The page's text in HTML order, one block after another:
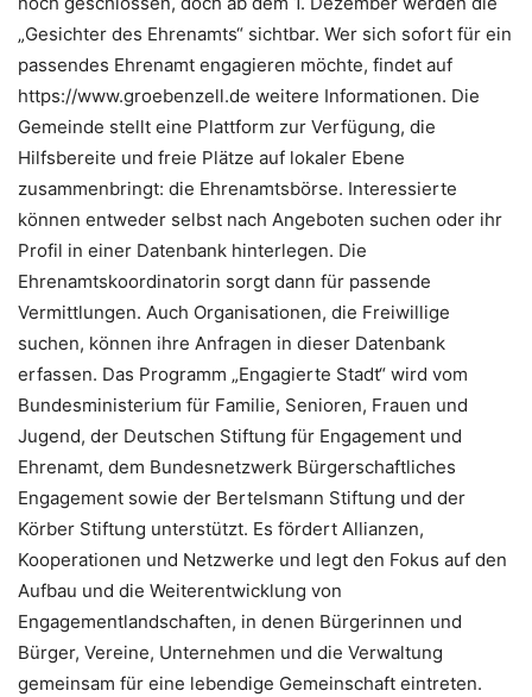
„Gesichter des Ehrenamts“ sichtbar. Wer sich sofort für ein
passendes Ehrenamt engagieren möchte, findet auf
https://www.groebenzell.de weitere Informationen. Die
Gemeinde stellt eine Plattform zur Verfügung, die
Hilfsbereite und freie Plätze auf lokaler Ebene
zusammenbringt: die Ehrenamtsbörse. Interessierte
können entweder selbst nach Angeboten suchen oder ihr
Profil in einer Datenbank hinterlegen. Die
Ehrenamtskoordinatorin sorgt dann für passende
Vermittlungen. Auch Organisationen, die Freiwillige
suchen, können ihre Anfragen in dieser Datenbank
erfassen. Das Programm „Engagierte Stadt“ wird vom
Bundesministerium für Familie, Senioren, Frauen und
Jugend, der Deutschen Stiftung für Engagement und
Ehrenamt, dem Bundesnetzwerk Bürgerschaftliches
Engagement sowie der Bertelsmann Stiftung und der
Körber Stiftung unterstützt. Es fördert Allianzen,
Kooperationen und Netzwerke und legt den Fokus auf den
Aufbau und die Weiterentwicklung von
Engagementlandschaften, in denen Bürgerinnen und
Bürger, Vereine, Unternehmen und die Verwaltung
gemeinsam für eine lebendige Gemeinschaft eintreten.